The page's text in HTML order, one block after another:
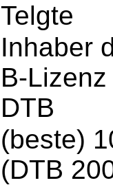
Telgte
Inhaber
B-
DTB
(beste)
(DTB